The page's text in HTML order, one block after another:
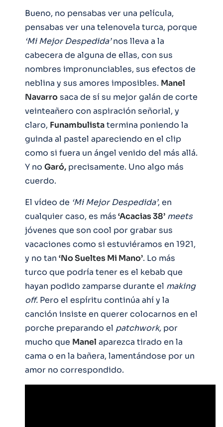
Bueno, no pensabas ver una película,
pensabas ver una telenovela turca, porque
‘Mi Mejor Despedida’nos lleva a la
cabecera de alguna de ellas, con sus
nombres impronunciables, sus efectos de
neblina y sus amores imposibles. Manel
Navarrosaca de sí su mejor galán de corte
veinteañero con aspiración señorial, y
claro, Funambulistatermina poniendo la
guinda al pastel apareciendo en el clip
como si fuera un ángel venido del más allá.
Y no Garó, precisamente. Uno algo más
cuerdo.
El vídeo de ‘Mi Mejor Despedida’, en
cualquier caso, es más‘Acacias 38’ meets
jóvenes que son cool por grabar sus
vacaciones como si estuviéramos en 1921,
y no tan ‘No Sueltes Mi Mano’. Lo más
turco que podría tener es el kebab que
hayan podido zamparse durante el making
off. Pero el espíritu continúa ahí y la
canción insiste en querer colocarnos en el
porche preparando el patchwork, por
mucho que Manel aparezca tirado en la
cama o en la bañera, lamentándose por un
amor no correspondido.